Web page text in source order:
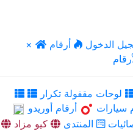
× الدخول
أرقام
لوحات مقفولة تكرار
سيارات
أرقام أوريدو
المنتدى
كيو مزاد